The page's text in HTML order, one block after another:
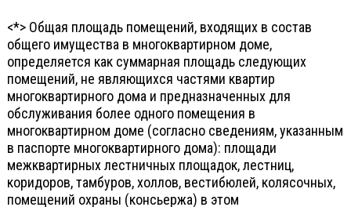
<*> Общая площадь помещений, входящих в состав
общего имущества в многоквартирном доме,
определяется как суммарная площадь следующих
помещений, не являющихся частями квартир
многоквартирного дома и предназначенных для
обслуживания более одного помещения в
многоквартирном доме (согласно сведениям, указанным
в паспорте многоквартирного дома): площади
межквартирных лестничных площадок, лестниц,
коридоров, тамбуров, холлов, вестибюлей, колясочных,
помещений охраны (консьержа) в этом